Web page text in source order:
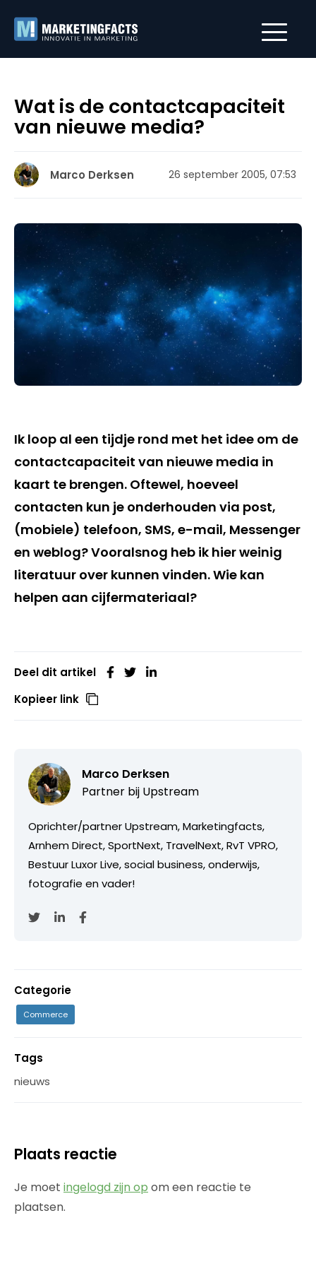
Wat is de contactcapaciteit
van nieuwe media?
Marco Derksen 26 september 2005, 07:53
Ik loop al een tijdje rond met het idee om de
contactcapaciteit van nieuwe media in
kaart te brengen. Oftewel, hoeveel
contacten kun je onderhouden via post,
(mobiele) telefoon, SMS, e-mail, Messenger
en weblog? Vooralsnog heb ik hier weinig
literatuur over kunnen vinden. Wie kan
helpen aan cijfermateriaal?
Deel dit artikel
Kopieer link
Marco Derksen
Partner bij Upstream
Oprichter/partner Upstream, Marketingfacts,
Arnhem Direct, SportNext, TravelNext, RvT VPRO,
Bestuur Luxor Live, social business, onderwijs,
fotografie en vader!
Categorie
Commerce
Tags
nieuws
Plaats reactie
Je moet ingelogd zijn op om een reactie te
plaatsen.